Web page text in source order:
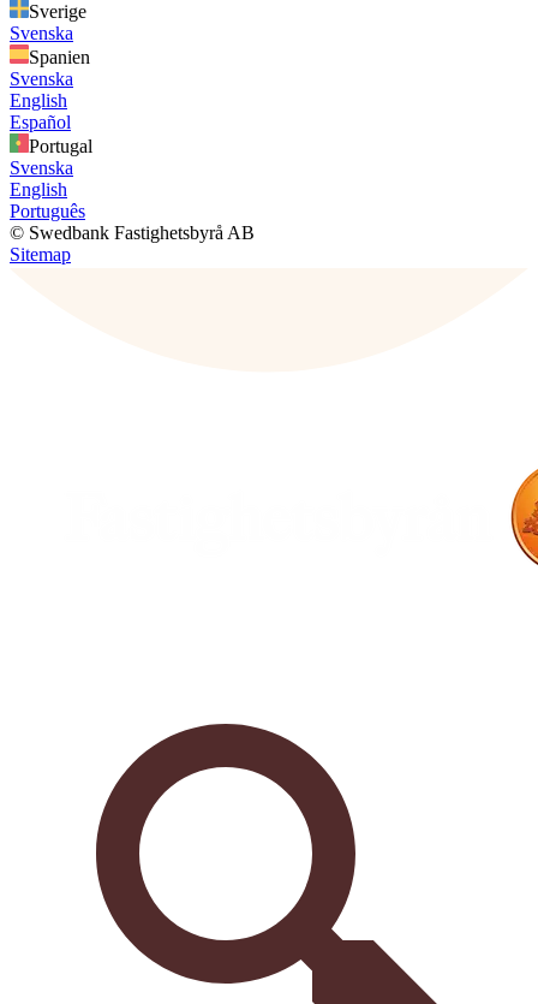
Sverige
Svenska
Spanien
Svenska
English
Español
Portugal
Svenska
English
Português
© Swedbank Fastighetsbyrå AB
Sitemap